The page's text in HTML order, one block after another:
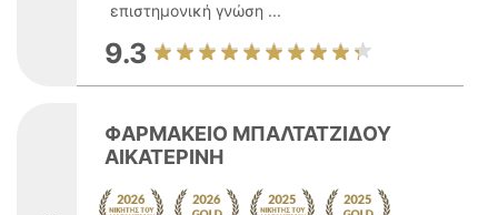
επιστημονική γνώση ...
9.3
ΦΑΡΜΑΚΕΙΟ ΜΠΑΛΤΑΤΖΙΔΟΥ
ΑΙΚΑΤΕΡΙΝΗ